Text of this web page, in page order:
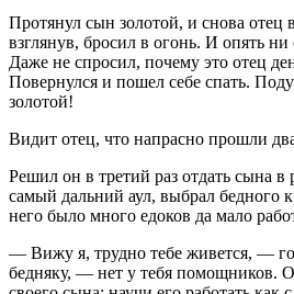
Протянул сын золотой, и снова отец
взглянув, бросил в огонь. И опять ни
Даже не спросил, почему это отец
Повернулся и пошел себе спать.
золотой!
Видит отец, что напрасно прошли
Решил он в третий раз отдать сына в
самый дальний аул, выбрал бедного
него было много едоков да мало
— Вижу я, трудно тебе живется, —
бедняку, — нет у тебя помощников.